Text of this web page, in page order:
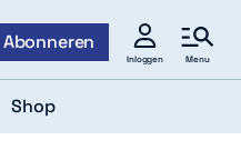
Abonneren
Inloggen Menu
Shop